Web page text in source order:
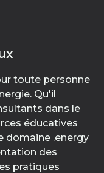
toute personne
Qu'il
dans le
éducatives
domaine .energy
des
pratiques